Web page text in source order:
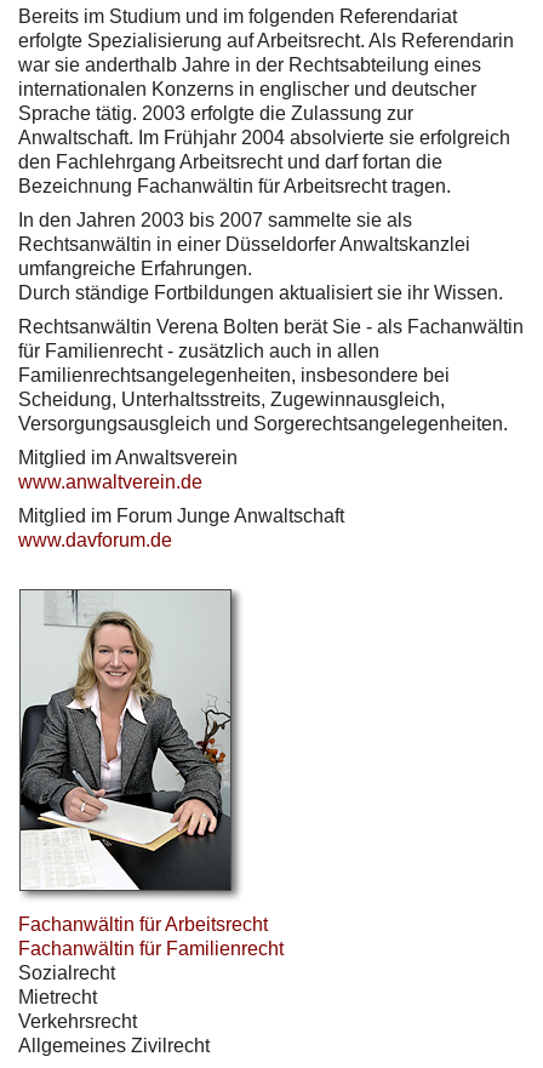
Bereits im Studium und im folgenden Referendariat
erfolgte Spezialisierung auf Arbeitsrecht. Als Referendarin
war sie anderthalb Jahre in der Rechtsabteilung eines
internationalen Konzerns in englischer und deutscher
Sprache tätig. 2003 erfolgte die Zulassung zur
Anwaltschaft. Im Frühjahr 2004 absolvierte sie erfolgreich
den Fachlehrgang Arbeitsrecht und darf fortan die
Bezeichnung Fachanwältin für Arbeitsrecht tragen.
In den Jahren 2003 bis 2007 sammelte sie als
Rechtsanwältin in einer Düsseldorfer Anwaltskanzlei
umfangreiche Erfahrungen.
Durch ständige Fortbildungen aktualisiert sie ihr Wissen.
Rechtsanwältin Verena Bolten berät Sie - als Fachanwältin
für Familienrecht - zusätzlich auch in allen
Familienrechtsangelegenheiten, insbesondere bei
Scheidung, Unterhaltsstreits, Zugewinnausgleich,
Versorgungsausgleich und Sorgerechtsangelegenheiten.
Mitglied im Anwaltsverein
www.anwaltverein.de
Mitglied im Forum Junge Anwaltschaft
www.davforum.de
Fachanwältin für Arbeitsrecht
Fachanwältin für Familienrecht
Sozialrecht
Mietrecht
Verkehrsrecht
Allgemeines Zivilrecht